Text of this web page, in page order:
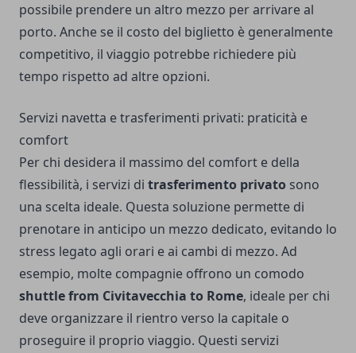
possibile prendere un altro mezzo per arrivare al
porto. Anche se il costo del biglietto è generalmente
competitivo, il viaggio potrebbe richiedere più
tempo rispetto ad altre opzioni.
Servizi navetta e trasferimenti privati: praticità e
comfort
Per chi desidera il massimo del comfort e della
flessibilità, i servizi di trasferimento privato sono
una scelta ideale. Questa soluzione permette di
prenotare in anticipo un mezzo dedicato, evitando lo
stress legato agli orari e ai cambi di mezzo. Ad
esempio, molte compagnie offrono un comodo
shuttle from Civitavecchia to Rome, ideale per chi
deve organizzare il rientro verso la capitale o
proseguire il proprio viaggio. Questi servizi